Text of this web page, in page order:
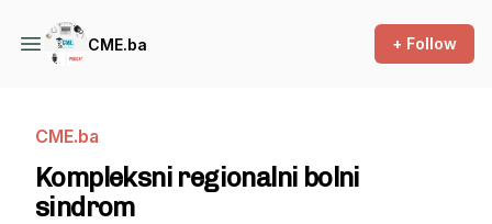
CME.ba + Follow
CME.ba
Kompleksni regionalni bolni
sindrom